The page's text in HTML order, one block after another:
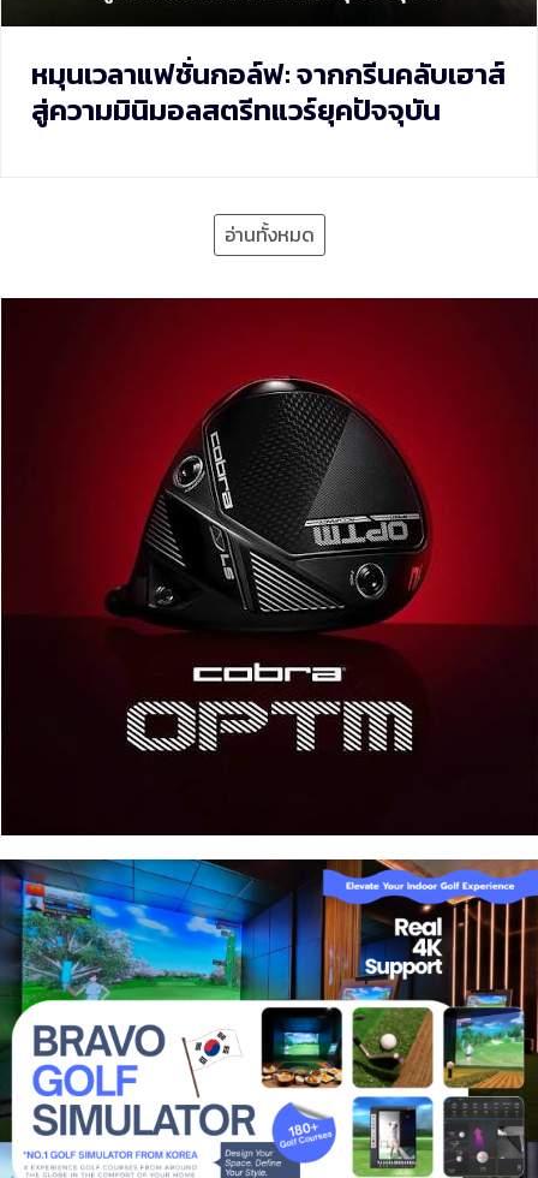
หมุนเวลาแฟชั่นกอล์ฟ: จากกรีนคลับเฮาส์
สู่ความมินิมอลสตรีทแวร์ยุคปัจจุบัน
อ่านทั้งหมด